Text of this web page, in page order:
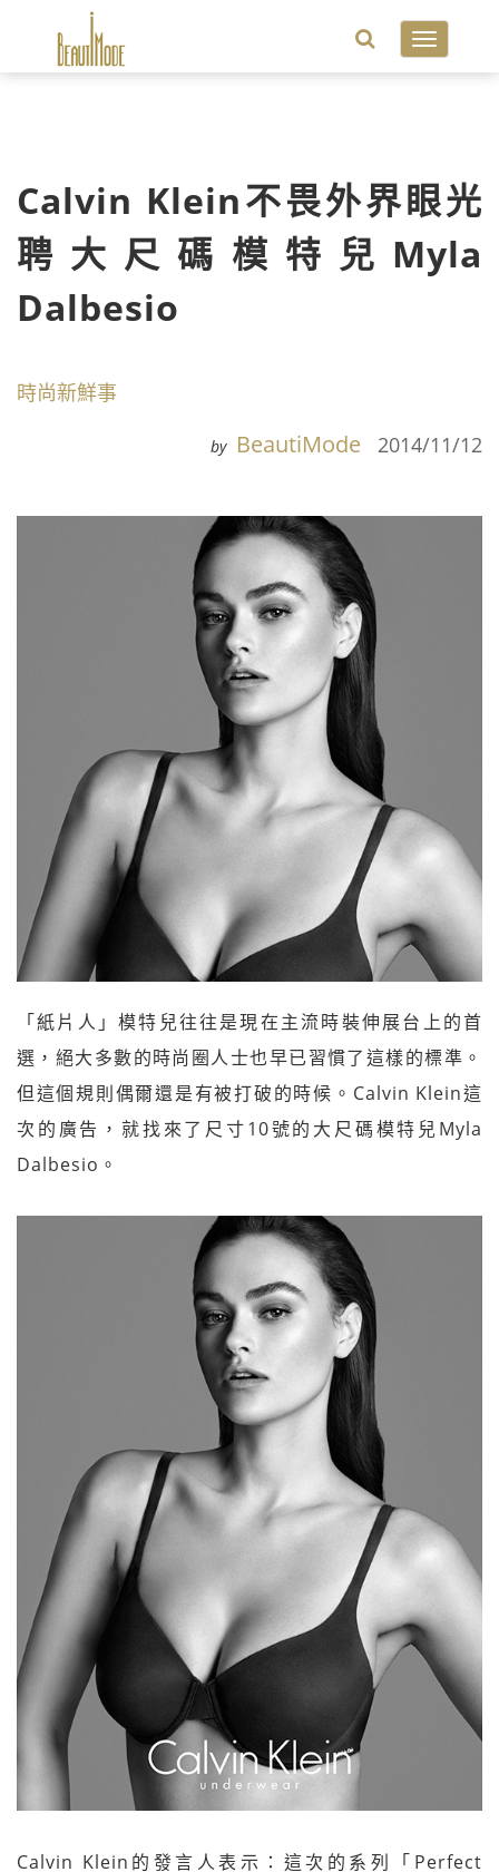
Toggle
Calvin Klein不畏外界眼光
聘大尺碼模特兒Myla
Dalbesio
時尚新鮮事
by BeautiMode 2014/11/12
「紙片人」模特兒往往是現在主流時裝伸展台上的首
選，絕大多數的時尚圈人士也早已習慣了這樣的標準。
但這個規則偶爾還是有被打破的時候。Calvin Klein這
次的廣告，就找來了尺寸10號的大尺碼模特兒Myla
Dalbesio。
Calvin Klein的發言人表示：這次的系列「Perfect